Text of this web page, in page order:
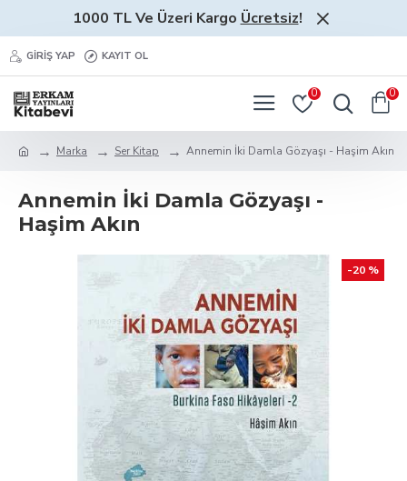
1000 TL Ve Üzeri Kargo Ücretsiz!
GIRIŞ YAP KAYIT OL
0 0
Marka Ser Kitap Annemin İki Damla Gözyaşı - Haşim Akın
Annemin İki Damla Gözyaşı -
Haşim Akın
-20 %